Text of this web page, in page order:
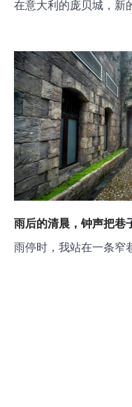
在意大利的庞贝城，新
雨后的清晨，钟声把巷
雨停时，我站在一条窄